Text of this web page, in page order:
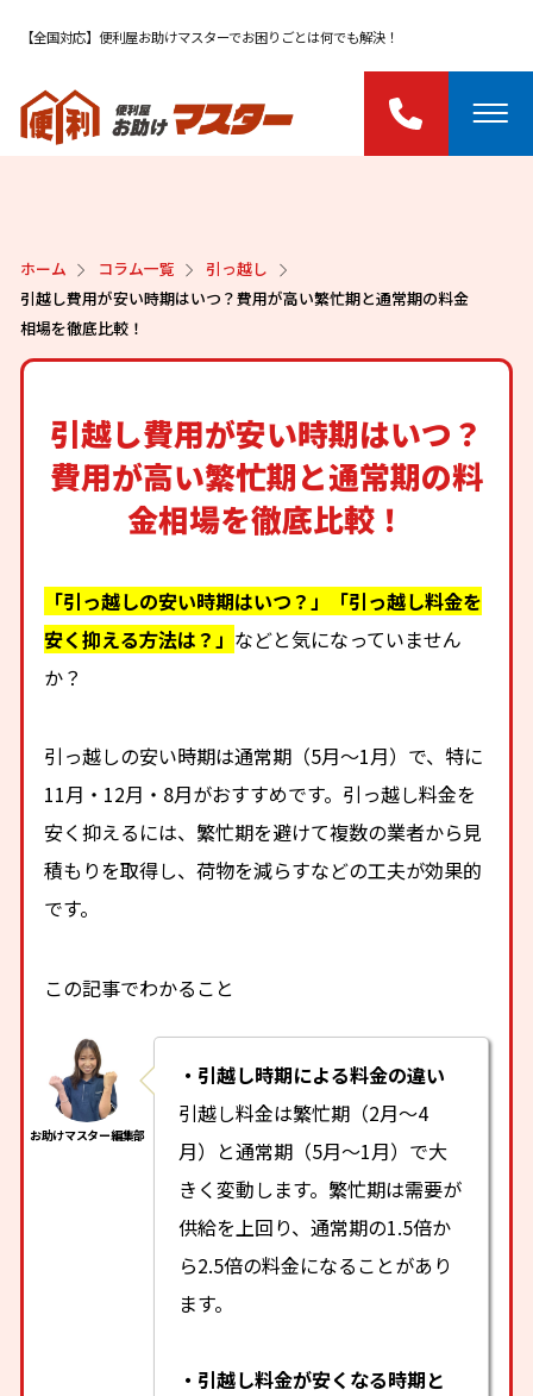
【全国対応】便利屋お助けマスターでお困りごとは何でも解決！
ホーム コラム一覧
引っ越し
引越し費用が安い時期はいつ？費用が高い繁忙期と通常期の料金
相場を徹底比較！
引越し費用が安い時期はいつ？
費用が高い繁忙期と通常期の料
金相場を徹底比較！
「引っ越しの安い時期はいつ？」「引っ越し料金を
安く抑える方法は？」 などと気になっていません
か？
引っ越しの安い時期は通常期（5月～1月）で、特に
11月・12月・8月がおすすめです。引っ越し料金を
安く抑えるには、繁忙期を避けて複数の業者から見
積もりを取得し、荷物を減らすなどの工夫が効果的
です。
この記事でわかること
・引越し時期による料金の違い
引越し料金は繁忙期（2月～4
月）と通常期（5月～1月）で大
きく変動します。繁忙期は需要が
供給を上回り、通常期の1.5倍か
ら2.5倍の料金になることがあり
ます。
・引越し料金が安くなる時期と